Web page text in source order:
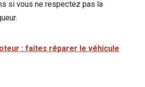
si vous ne respectez pas la
: faites réparer le véhicule